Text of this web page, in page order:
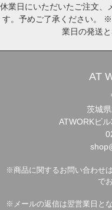
休業日にいただいたご注文、
す。予めご了承ください。
業日の発送
AT
茨城
ATWORKビ
※商品に関するお問い合わせ
で
※メールの返信は翌営業日と